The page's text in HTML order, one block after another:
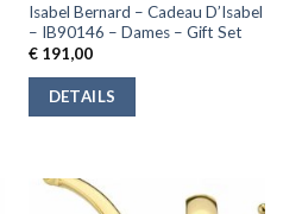
Isabel Bernard – Cadeau D’Isabel
– IB90146 – Dames – Gift Set
€191,00
DETAILS